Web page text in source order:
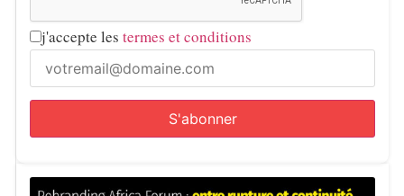
j'accepte les termes et conditions